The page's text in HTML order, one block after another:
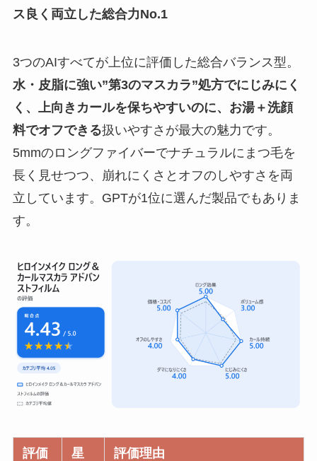
ス良く両立した総合力No.1
3つのAIすべてが上位に評価した総合バランス型。
水・皮脂に強い”第3のマスカラ”処方でにじみにく
く、上向きカールを保ちやすいのに、お湯＋洗顔
料でオフできる扱いやすさが最大の魅力です。
5mmのロングファイバーでナチュラルにまつ毛を
長く見せつつ、崩れにくさとオフのしやすさを両
立しています。GPTが1位に選んだ製品でもありま
す。
評価
星
評価理由